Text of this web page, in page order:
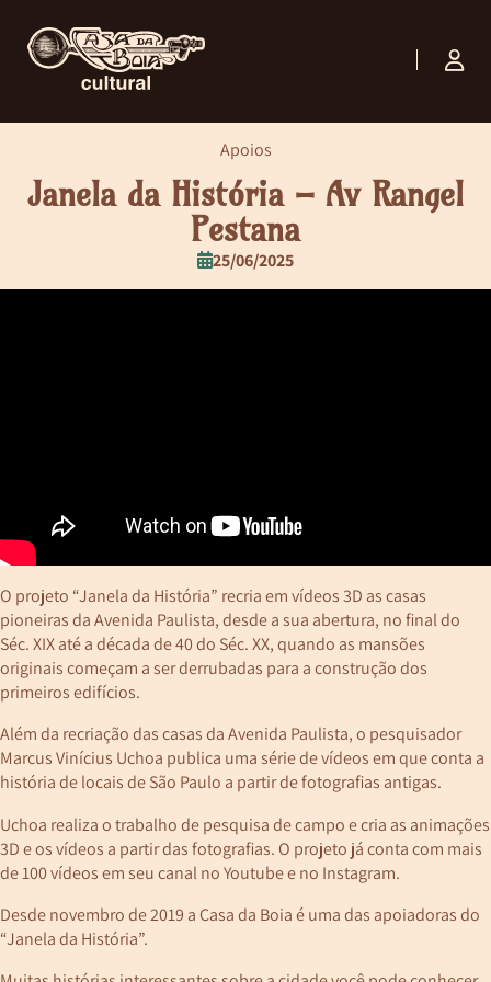
Janela da História – Av Rangel
Pestana
Apoios
25/06/2025
O projeto “Janela da História” recria em vídeos 3D as casas
pioneiras da Avenida Paulista, desde a sua abertura, no final do
Séc. XIX até a década de 40 do Séc. XX, quando as mansões
originais começam a ser derrubadas para a construção dos
primeiros edifícios.
Além da recriação das casas da Avenida Paulista, o pesquisador
Marcus Vinícius Uchoa publica uma série de vídeos em que conta a
história de locais de São Paulo a partir de fotografias antigas.
Uchoa realiza o trabalho de pesquisa de campo e cria as animações
3D e os vídeos a partir das fotografias. O projeto já conta com mais
de 100 vídeos em seu canal no Youtube e no Instagram.
Desde novembro de 2019 a Casa da Boia é uma das apoiadoras do
“Janela da História”.